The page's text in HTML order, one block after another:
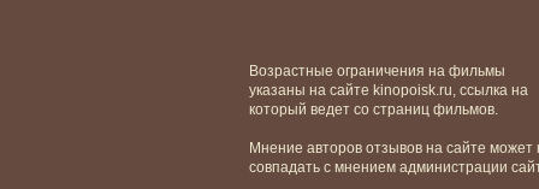
Возрастные ограничения на фильмы
указаны на сайте kinopoisk.ru, ссылка на
который ведет со страниц фильмов.
Мнение авторов отзывов на сайте может
совпадать с мнением администрации